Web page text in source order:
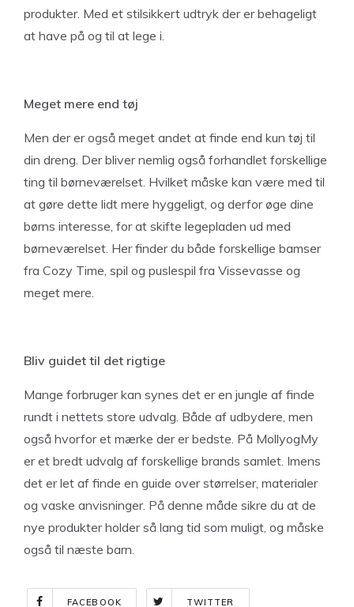
produkter. Med et stilsikkert udtryk der er behageligt
at have på og til at lege i.
Meget mere end tøj
Men der er også meget andet at finde end kun tøj til
din dreng. Der bliver nemlig også forhandlet forskellige
ting til børneværelset. Hvilket måske kan være med til
at gøre dette lidt mere hyggeligt, og derfor øge dine
børns interesse, for at skifte legepladen ud med
børneværelset. Her finder du både forskellige bamser
fra Cozy Time, spil og puslespil fra Vissevasse og
meget mere.
Bliv guidet til det rigtige
Mange forbruger kan synes det er en jungle af finde
rundt i nettets store udvalg. Både af udbydere, men
også hvorfor et mærke der er bedste. På MollyogMy
er et bredt udvalg af forskellige brands samlet. Imens
det er let af finde en guide over størrelser, materialer
og vaske anvisninger. På denne måde sikre du at de
nye produkter holder så lang tid som muligt, og måske
også til næste barn.
FACEBOOK TWITTER